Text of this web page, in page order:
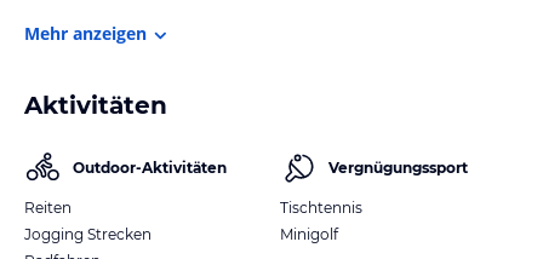
Mehr anzeigen
Aktivitäten
Outdoor-Aktivitäten
Reiten
Jogging Strecken
Vergnügungssport
Tischtennis
Minigolf